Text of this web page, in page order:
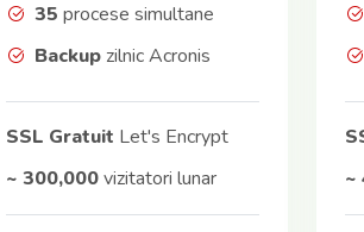
35 procese simultane
Backup zilnic Acronis
SSL Gratuit Let's Encrypt
~ 300,000vizitatori lunar
~